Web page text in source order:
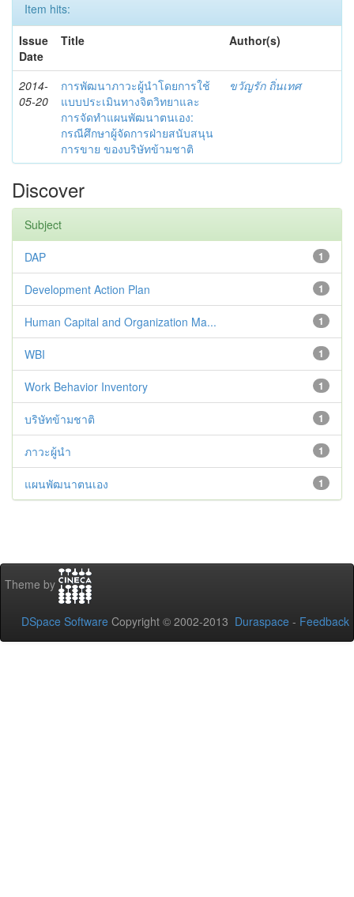
Item hits:
Issue
Date
Title Author(s)
2014-
05-20
การพัฒนาภาวะผู้นำโดยการใช้
แบบประเมินทางจิตวิทยาและ
การจัดทำแผนพัฒนาตนเอง:
กรณีศึกษาผู้จัดการฝ่ายสนับสนุน
การขาย ของบริษัทข้ามชาติ
ขวัญรัก ถิ่นเทศ
Discover
Subject
1
DAP
1
Development Action Plan
1
Human Capital and Organization Ma...
1
WBI
1
Work Behavior Inventory
1
บริษัทข้ามชาติ
1
ภาวะผู้นำ
1
แผนพัฒนาตนเอง
Theme by
DSpace Software Copyright © 2002-2013 Duraspace - Feedback